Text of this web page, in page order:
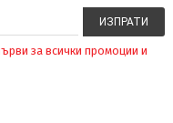
за всички промоции и